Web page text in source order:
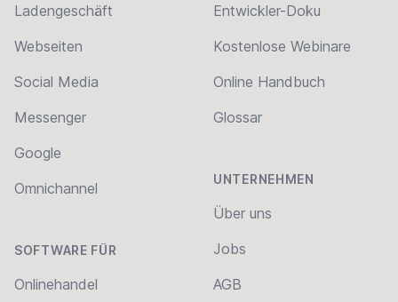
Ladengeschäft
Webseiten
Social Media
Messenger
Google
Omnichannel
SOFTWARE FÜR
Onlinehandel
Entwickler-Doku
Kostenlose Webinare
Online Handbuch
Glossar
UNTERNEHMEN
Über uns
Jobs
AGB